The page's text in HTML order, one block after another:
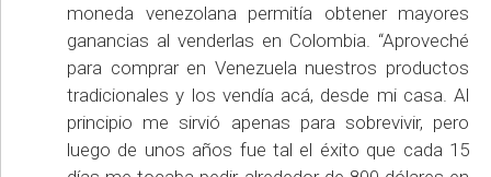
moneda venezolana permitía obtener mayores
ganancias al venderlas en Colombia. “Aproveché
para comprar en Venezuela nuestros productos
tradicionales y los vendía acá, desde mi casa. Al
principio me sirvió apenas para sobrevivir, pero
luego de unos años fue tal el éxito que cada 15